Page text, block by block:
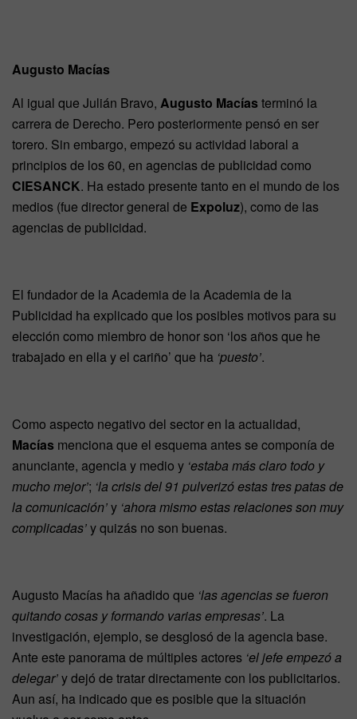
Augusto Macías
Al igual que Julián Bravo, Augusto Macías terminó la
carrera de Derecho. Pero posteriormente pensó en ser
torero. Sin embargo, empezó su actividad laboral a
principios de los 60, en agencias de publicidad como
CIESANCK. Ha estado presente tanto en el mundo de los
medios (fue director general de Expoluz), como de las
agencias de publicidad.
El fundador de la Academia de la Academia de la
Publicidad ha explicado que los posibles motivos para su
elección como miembro de honor son ‘los años que he
trabajado en ella y el cariño’ que ha ‘puesto’.
Como aspecto negativo del sector en la actualidad,
Macías menciona que el esquema antes se componía de
anunciante, agencia y medio y ‘estaba más claro todo y
mucho mejor’; ‘la crisis del 91 pulverizó estas tres patas de
la comunicación’y ‘ahora mismo estas relaciones son muy
complicadas’y quizás no son buenas.
Augusto Macías ha añadido que ‘las agencias se fueron
quitando cosas y formando varias empresas’. La
investigación, ejemplo, se desglosó de la agencia base.
Ante este panorama de múltiples actores ‘el jefe empezó a
delegar’y dejó de tratar directamente con los publicitarios.
Aun así, ha indicado que es posible que la situación